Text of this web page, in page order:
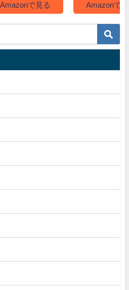
Amazonで見る Amazonで